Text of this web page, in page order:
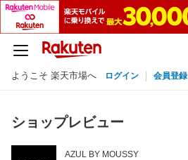
ようこそ 楽天市場へ ログイン 会員登録
ショップレビュー
AZUL BY MOUSSY